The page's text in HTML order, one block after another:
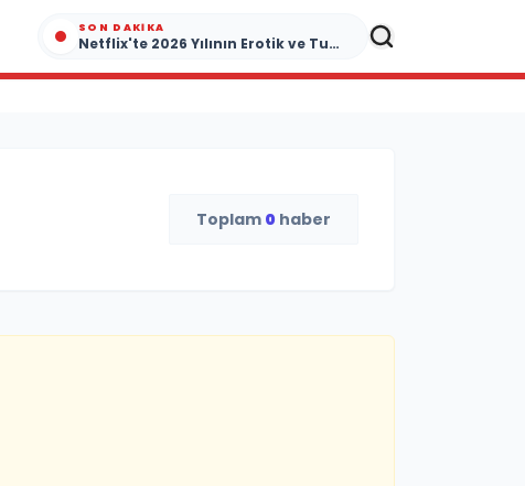
SON DAKIKA
Netflix'te 2026 Yılının Erotik ve Tutku Dolu Yapımları
Toplam 0 haber